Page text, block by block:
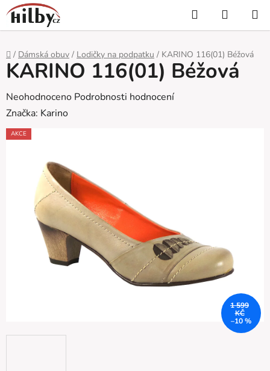
Přejít
na
obsah
Hledat
KOŠÍK
Domů
/ Dámská obuv / Lodičky na podpatku / KARINO 116(01) Béžová
KARINO 116(01) Béžová
Průměrné
hodnocení
produktu
hvězdiček.
Neohodnoceno Podrobnosti hodnocení
Značka: Karino
AKCE
1 599
KČ
–10 %